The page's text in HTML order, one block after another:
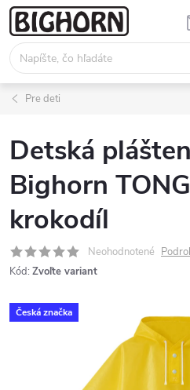
Prejsť
na
obsah
Pre deti
Detská
Bighorn
krokodíl
Neohodnotené
Kód: Zvoľte variant
Česká značka